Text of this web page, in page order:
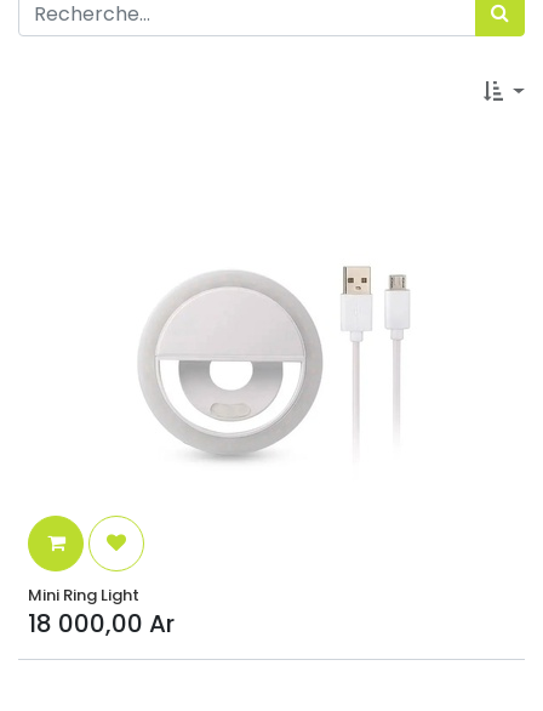
Mini Ring Light
18 000,00 Ar